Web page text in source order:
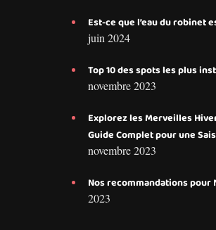
Est-ce que l’eau du robinet
juin 2024
Top 10 des spots les plus
novembre 2023
Explorez les Merveilles
Guide Complet pour une
novembre 2023
Nos recommandations pour
2023